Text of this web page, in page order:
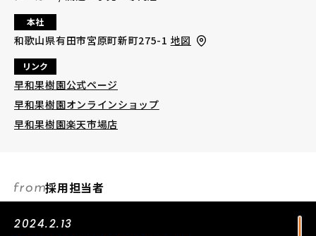
本社
和歌山県有田市宮原町新町275-1 地図
リンク
早和果樹園公式ページ
早和果樹園オンラインショップ
早和果樹園楽天市場店
採用担当者
2024.2.13